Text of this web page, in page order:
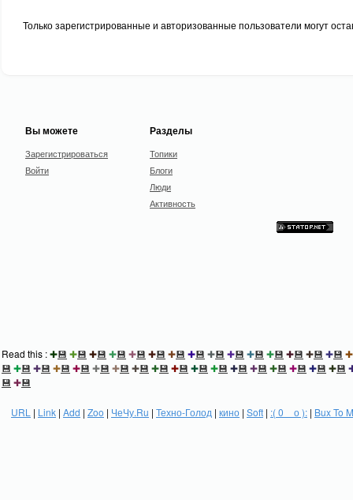
Только зарегистрированные и авторизованные пользователи могут
Вы можете
Зарегистрироваться
Войти
Разделы
Топики
Блоги
Люди
Активность
Read this :✚💾 ✚💾 ✚💾 ✚💾 ✚💾 ✚💾 ✚💾 ✚💾 ✚💾 ✚💾 ✚💾 ✚💾 ✚💾 ✚💾 ✚💾 ✚
💾 ✚💾 ✚💾 ✚💾 ✚💾 ✚💾 ✚💾 ✚💾 ✚💾 ✚💾 ✚💾 ✚💾 ✚💾 ✚💾 ✚💾 ✚💾 ✚💾 ✚💾
💾 ✚💾
URL | Link | Add | Zoo | ЧеЧу.Ru | Техно-Голод | кино | Soft | :( 0 _ о ): | Bux To